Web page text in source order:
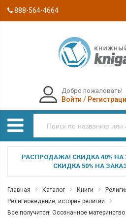
888-564-4664
Добро пожаловать!
Войти /
РАСПРОДАЖА! СКИДКА 40% НА
СКИДКА 50% НА
Главная Каталог Книги
Религиоведение, история религий
Все получится! Осознанное